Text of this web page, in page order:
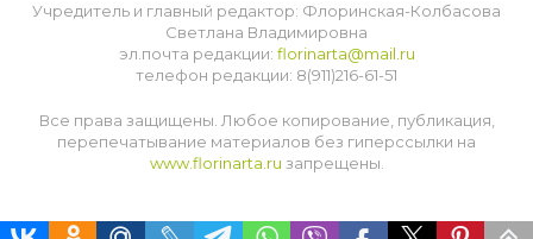
Учредитель и главный редактор: Флоринская-Колбасова
Светлана Владимировна
эл.почта редакции: florinarta@mail.ru
телефон редакции: 8(911)216-61-51
Все права защищены. Любое копирование, публикация,
перепечатывание материалов без гиперссылки на
www.florinarta.ru запрещены.